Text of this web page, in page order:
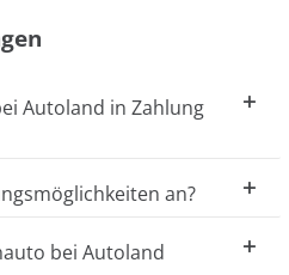
Autoland in Zahlung
an?
bei Autoland